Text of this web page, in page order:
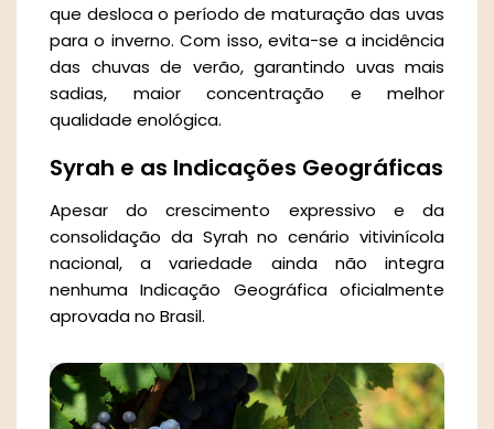
que desloca o período de maturação das uvas
para o inverno. Com isso, evita-se a incidência
das chuvas de verão, garantindo uvas mais
sadias, maior concentração e melhor
qualidade enológica.
Syrah e as Indicações Geográficas
Apesar do crescimento expressivo e da
consolidação da Syrah no cenário vitivinícola
nacional, a variedade ainda não integra
nenhuma Indicação Geográfica oficialmente
aprovada no Brasil.